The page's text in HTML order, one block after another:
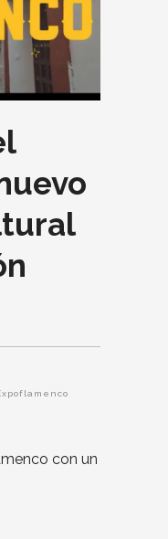
con un